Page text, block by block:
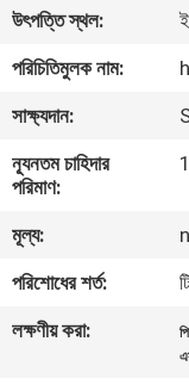
ভিডিও
ভিআর
শো
আমাদের
সম্পর্কে
উৎপত্তি স্থল:
পরিচিতিমুলক নাম:
সাক্ষ্যদান:
ন্যূনতম চাহিদার
পরিমাণ:
মূল্য:
পরিশোধের শর্ত:
লক্ষণীয় করা: